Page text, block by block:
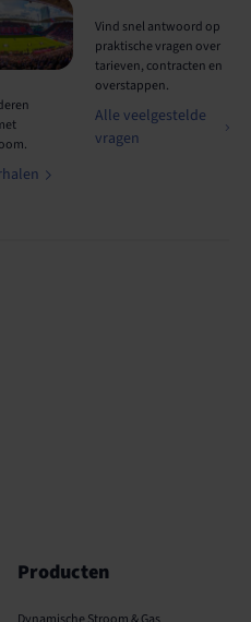
Vind snel antwoord op
praktische vragen over
tarieven, contracten en
overstappen.
Alle veelgestelde
vragen
Producten